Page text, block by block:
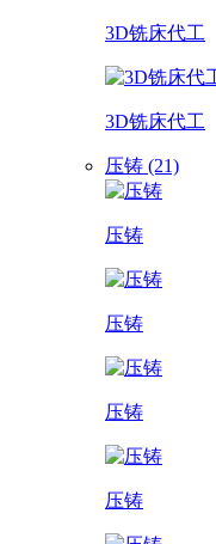
3D铣床代工
3D铣床代工
压铸 (21)
压铸
压铸
压铸
压铸